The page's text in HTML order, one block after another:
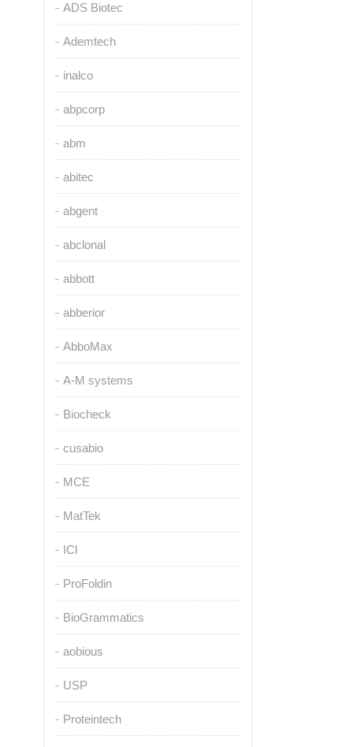
ADS Biotec
Ademtech
inalco
abpcorp
abm
abitec
abgent
abclonal
abbott
abberior
AbboMax
A-M systems
Biocheck
cusabio
MCE
MatTek
ICl
ProFoldin
BioGrammatics
aobious
USP
Proteintech